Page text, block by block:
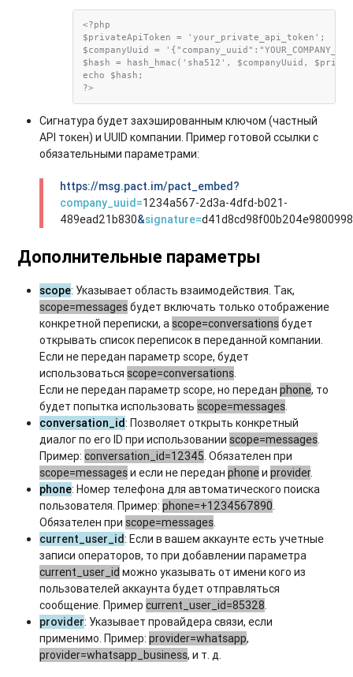
<?php
$privateApiToken = 'your_private_api_token';
$companyUuid =
$hash = hash_hmac('sha512', $companyUuid,
echo $hash;
Сигнатура будет захэшированным ключом (частный
API токен) и UUID компании. Пример готовой ссылки с
обязательными параметрами:
https://msg.pact.im/pact_embed?
company_uuid=1234a567-2d3a-4dfd-b021-
489ead21b830&signature=
Дополнительные параметры
scope: Указывает область взаимодействия. Так,
scope=messagesбудет включать только отображение
конкретной переписки, а scope=conversationsбудет
открывать список переписок в переданной компании.
Если не передан параметр scope, будет
использоваться scope=conversations.
Если не передан параметр scope, но переданphone, то
будет попытка использовать scope=messages.
conversation_id: Позволяет открыть конкретный
диалог по его ID при использовании scope=messages.
Пример:conversation_id=12345. Обязателен при
scope=messagesи если не переданphoneиprovider.
phone: Номер телефона для автоматического поиска
пользователя. Пример:phone=+1234567890.
Обязателен при scope=messages.
current_user_id: Если в вашем аккаунте есть учетные
записи операторов, то при добавлении параметра
current_user_id можно указывать от имени кого из
пользователей аккаунта будет отправляться
сообщение. Пример current_user_id=85328.
provider: Указывает провайдера связи, если
применимо. Пример:provider=whatsapp,
provider=whatsapp_business, и т. д.